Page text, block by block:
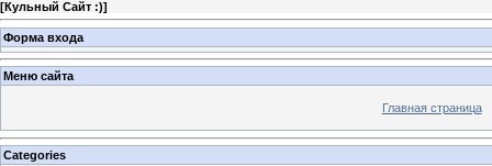
[Кульный Сайт :)]
Форма входа
Меню сайта
Главная страница
Categories